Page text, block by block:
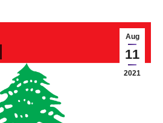
Aug
11
2021